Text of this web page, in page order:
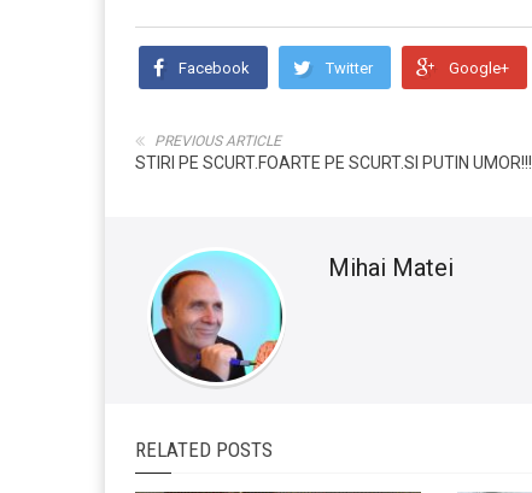
Facebook Twitter Google+
PREVIOUS ARTICLE
STIRI PE SCURT.FOARTE PE SCURT.SI PUTIN UMOR!!!
Mihai Matei
RELATED POSTS